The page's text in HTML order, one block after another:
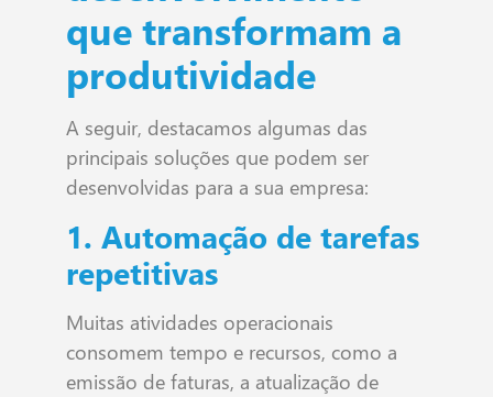
que transformam a
produtividade
A seguir, destacamos algumas das
principais soluções que podem ser
desenvolvidas para a sua empresa:
1. Automação de tarefas
repetitivas
Muitas atividades operacionais
consomem tempo e recursos, como a
emissão de faturas, a atualização de